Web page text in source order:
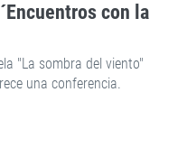
con la
"La sombra del viento"
una conferencia.